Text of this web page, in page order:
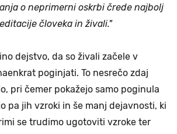
o neprimerni oskrbi črede najbolj
človeka in živali."
dejstvo, da so živali začele v
poginjati. To nesrečo zdaj
pri čemer pokažejo samo poginula
pa jih vzroki in še manj dejavnosti, ki
se trudimo ugotoviti vzroke ter